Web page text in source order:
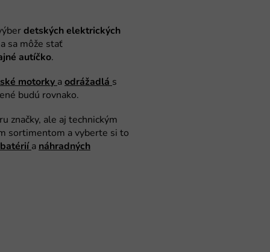
detskýchelektrických
autíčko
motorky
odrážadlá
batérií
náhradných